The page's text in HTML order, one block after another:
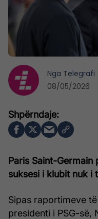
Paris Saint-
suksesi i klubit nuk i
Sipas raportimeve
presidenti i PSG-së,
Nga Telegrafi
08/05/2026